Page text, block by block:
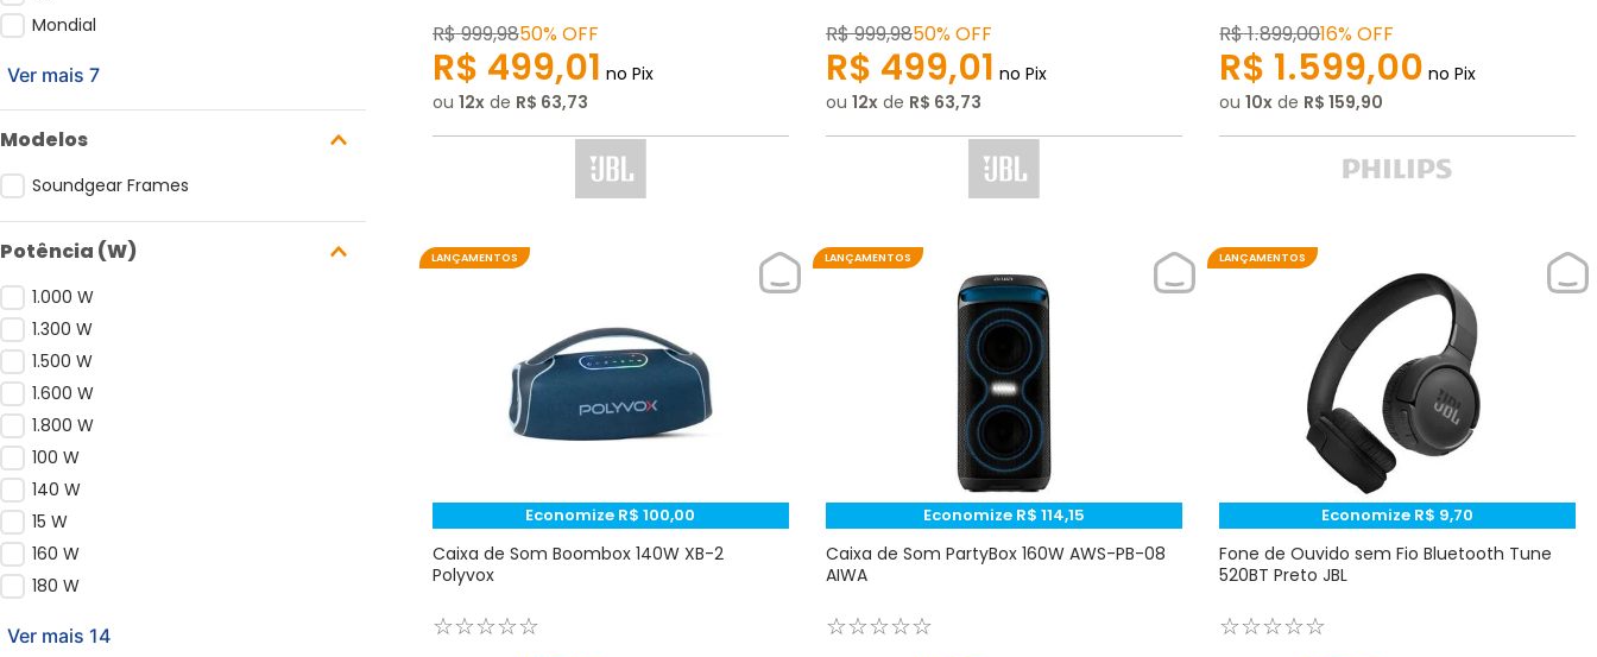
Mondial
Ver mais 7
Modelos
Soundgear Frames
Potência (W)
1.000 W
1.300 W
1.500 W
1.600 W
1.800 W
100 W
140 W
15 W
160 W
180 W
Ver mais 14
R$999,9850%OFF
R$ 499,01 no Pix
ou 12 de R$ 63,73
R$999,9850%OFF
R$ 499,01 no Pix
ou 12 de R$ 63,73
R$1.899,0016%OFF
R$ 1.599,00 no Pix
ou10 de R$ 159,90
LANÇAMENTOS
Economize R$ 100,00
Caixa de Som Boombox 140W XB-2
Polyvox
☆☆☆☆☆
LANÇAMENTOS
Economize R$ 114,15
Caixa de Som PartyBox 160W AWS-PB-08
AIWA
☆☆☆☆☆
LANÇAMENTOS
Economize R$ 9,70
Fone de Ouvido sem Fio Bluetooth Tune
520BT Preto JBL
☆☆☆☆☆